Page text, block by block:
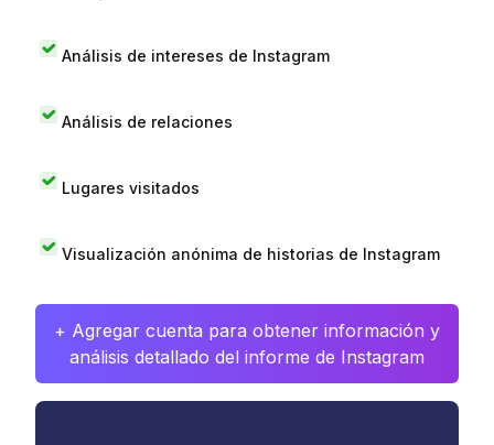
Análisis de intereses de Instagram
Análisis de relaciones
Lugares visitados
Visualización anónima de historias de Instagram
+ Agregar cuenta para obtener información y
análisis detallado del informe de Instagram